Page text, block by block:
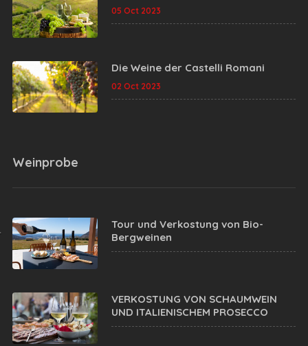
05 Oct 2023
Die Weine der Castelli Romani
02 Oct 2023
Weinprobe
Tour und Verkostung von Bio-
Bergweinen
VERKOSTUNG VON SCHAUMWEIN
UND ITALIENISCHEM PROSECCO